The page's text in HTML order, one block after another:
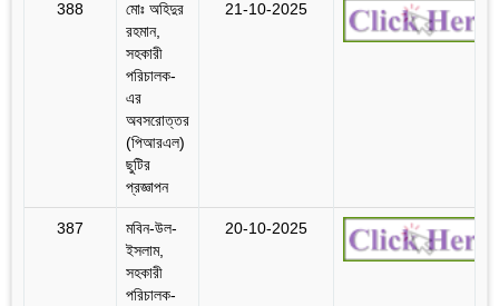
388
মোঃ অহিদুর
রহমান,
সহকারী
পরিচালক-
এর
অবসরোত্তর
(পিআরএল)
ছুটির
প্রজ্ঞাপন
21-10-2025
387
মবিন-উল-
ইসলাম,
সহকারী
পরিচালক-
20-10-2025